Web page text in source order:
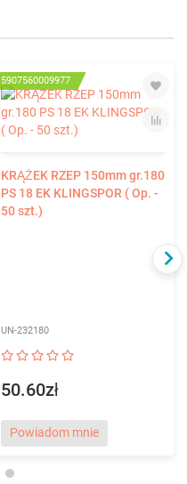
5907560009977
KRĄŻEK RZEP 150mm gr.180
PS 18 EK KLINGSPOR ( Op. -
50 szt.)
UN-232180
50.60zł
Powiadom mnie